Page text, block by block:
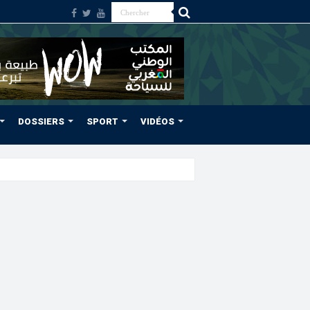
DOSSIERS SPORT VIDÉOS